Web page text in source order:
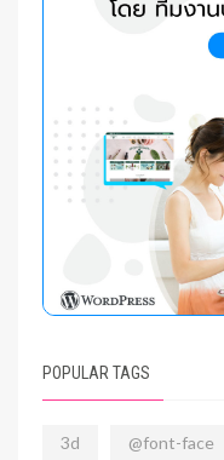
POPULAR TAGS
3d @font-face